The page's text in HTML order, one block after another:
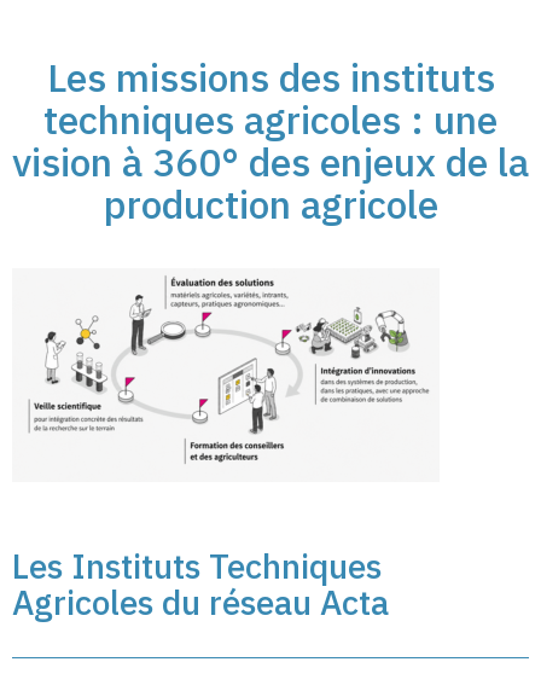
Les missions des instituts
techniques agricoles : une
vision à 360° des enjeux de la
production agricole
Les Instituts Techniques
Agricoles du réseau Acta